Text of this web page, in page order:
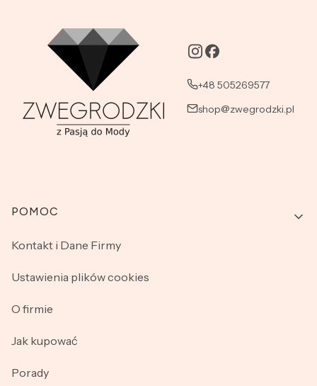
+48 505269577
shop@zwegrodzki.pl
Linki w stopce
POMOC
Kontakt i Dane Firmy
Ustawienia plików cookies
O firmie
Jak kupować
Porady